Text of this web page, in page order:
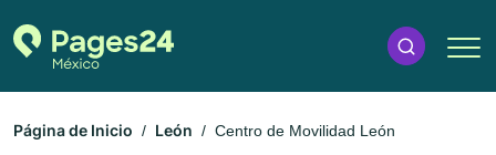
Página de Inicio León Centro de Movilidad León